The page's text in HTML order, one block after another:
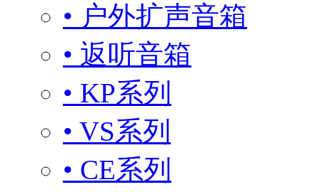
• 户外扩声音箱
• 返听音箱
• KP系列
• VS系列
• CE系列